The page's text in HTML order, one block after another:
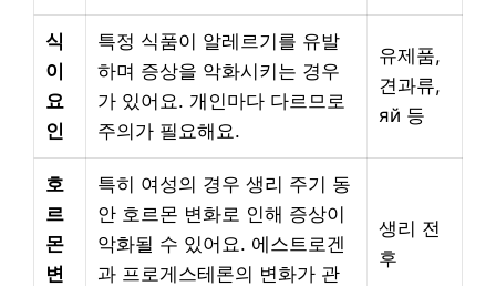
식
이
요
인
특정 식품이 알레르기를 유발
하며 증상을 악화시키는 경우
가 있어요. 개인마다 다르므로
주의가 필요해요.
유제품,
견과류,
яй 등
호
르
몬
변
특히 여성의 경우 생리 주기 동
안 호르몬 변화로 인해 증상이
악화될 수 있어요. 에스트로겐
과 프로게스테론의 변화가 관
생리 전
후